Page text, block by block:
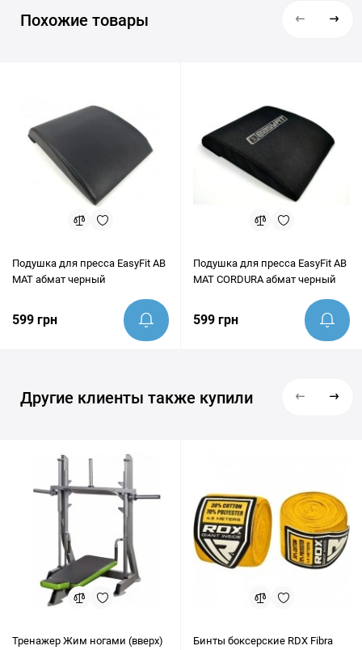
Львов, Одессу, Днепр, Харьков и любые другие населенные
Похожие товары
Подушка для пресса EasyFit AB
MAT абмат черный
599 грн
Подушка для пресса EasyFit AB
MAT CORDURA абмат черный
599 грн
Другие клиенты также купили
Тренажер Жим ногами (вверх)
Бинты боксерские RDX Fibra